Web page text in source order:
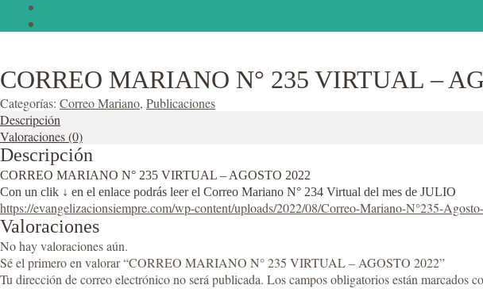
CORREO MARIANO N° 235 VIRTUAL –
Categorías: Correo Mariano, Publicaciones
Descripción
Valoraciones (0)
Descripción
CORREO MARIANO N° 235 VIRTUAL – AGOSTO 2022
Con un clik ↓ en el enlace podrás leer el Correo Mariano N° 234 Virtual del mes de JULIO
https://evangelizacionsiempre.com/wp-content/uploads/2022/08/Correo-Mariano-N°235-
Valoraciones
No hay valoraciones aún.
Sé el primero en valorar “CORREO MARIANO N° 235 VIRTUAL – AGOSTO 2022”
Tu dirección de correo electrónico no será publicada. Los campos obligatorios están marcados